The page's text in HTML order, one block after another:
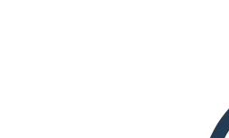
Copia questo
CREARE UNO
RIPRODURRE LA